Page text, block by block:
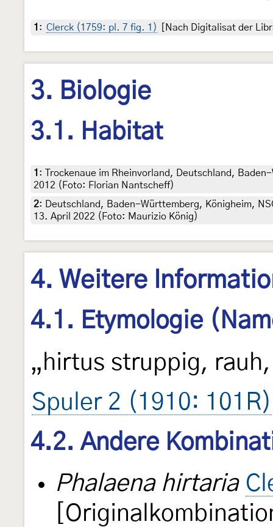
1 : Clerck (1759: pl. 7 fig. 1) [Nach Digitalisat der
3. Biologie
3.1. Habitat
1 :
Trockenaue im Rheinvorland, Deutschland,
2012 (Foto: Florian Nantscheff)
2:
Deutschland, Baden-Württemberg, Königheim,
13. April 2022 (Foto: Maurizio König)
4. Weitere
4.1. Etymologie
„hirtus struppig,
Spuler 2 (1910: 101R)
4.2. Andere
Phalaena hirtaria